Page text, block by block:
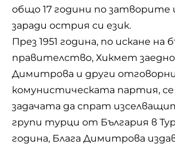
общо 17 години по затворите
заради острия си език.
През 1951 година, по искане на
правителство, Хикмет заедно
Димитрова и други
комунистическата партия,
задачата да спрат
групи турци от България в
година, Блага Димитрова